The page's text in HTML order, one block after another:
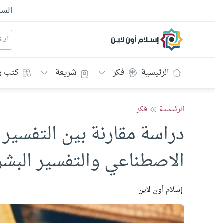
إسلام أون لاين
الرئيسية فكر شريعة كتب
الرئيسية فكر
دراسة مقارنة بين
الاصطناعي والتفسير
إسلام أون لاين